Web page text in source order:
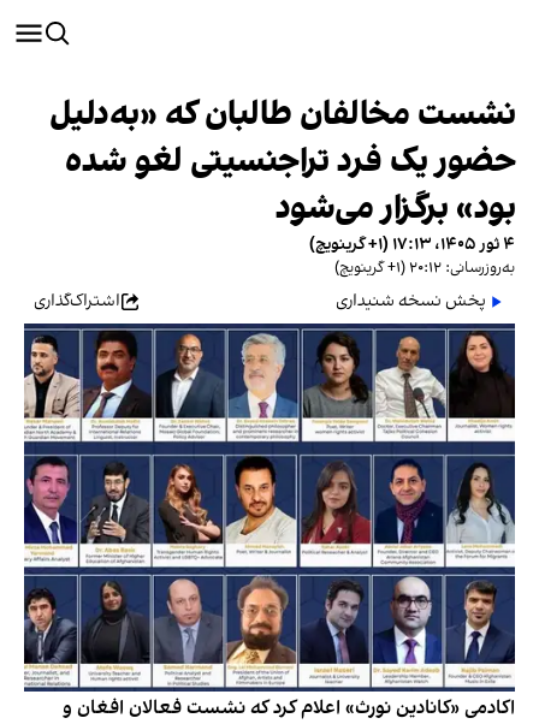
نشست مخالفان طالبان که «به‌‌دلیل
حضور یک فرد تراجنسیتی لغو شده
بود» برگزار می‌شود
۴ ثور ۱۴۰۵، ۱۷:۱۳ (‎+۱ گرینویچ)
به‌روزرسانی: ۲۰:۱۲ (‎+۱ گرینویچ)
پخش نسخه شنیداری اشتراک‌گذاری
اکادمی «کانادین نورث» اعلام کرد که نشست فعالان افغان و